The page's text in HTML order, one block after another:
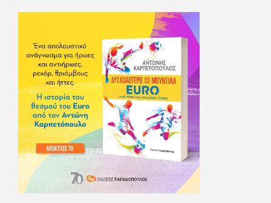
ταινίες κι έγραφε και στο περιοδικό Σινεμά, είχε κάποιες
αισθηματικές περιπέτειες που σκόρπισαν γέλιο στους φίλους
του - αν όχι και στον ίδιο. Πήγε στρατό κανονικά στα σύνορα
και διατήρησε μια καλή σχέση με την οικογένεια του, την
οποία αισθάνεται πως διάφορες φορές έφερε σε δύσκολη
θέση. Κείμενο με την υπογραφή του πρωτοδημοσιεύτηκε στο
Φίλαθλο το 1992. Επέστρεψε οριστικά στην Ελλάδα το 1998,
δούλεψε για πολλούς (αφού δυσκολεύεται να πει όχι), και
κάποιοι, αν όχι και όλοι, τον πλήρωσαν κι έμειναν και
ευχαριστημένοι από τη συνεργασία. Σήμερα πλέον εργάζεται
στον Sport Fm (όπου έχει κλείσει εικοσαετία) και στη
Sportday. Επαίρεται ότι λίγοι έχουν δει περισσότερο
ποδόσφαιρο από τον ίδιο και θεωρεί τον εαυτό του τυχερό
γιατί είναι μέλος της γενιάς που απόλαυσε τους μεγαλύτερους
σε όλα τα σπορ. Δεν είναι παντρεμένος, αλλά θαυμάζει όσους
βρίσκουν το κουράγιο να το κάνουν. Αντίθετα από πολλούς
φίλους του δεν πληρώνει διατροφές. Ελπίζει ότι δεν έχει
παιδιά. Απειλεί ότι θα γράφει όσο υπάρχουν άνθρωποι που